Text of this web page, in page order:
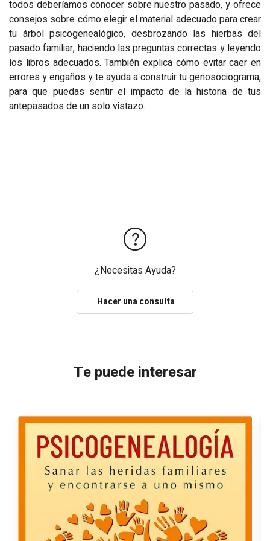
todos deberíamos conocer sobre nuestro pasado, y ofrece
consejos sobre cómo elegir el material adecuado para crear
tu árbol psicogenealógico, desbrozando las hierbas del
pasado familiar, haciendo las preguntas correctas y leyendo
los libros adecuados. También explica cómo evitar caer en
errores y engaños y te ayuda a construir tu genosociograma,
para que puedas sentir el impacto de la historia de tus
antepasados de un solo vistazo.
¿Necesitas Ayuda?
Hacer una consulta
Te puede interesar